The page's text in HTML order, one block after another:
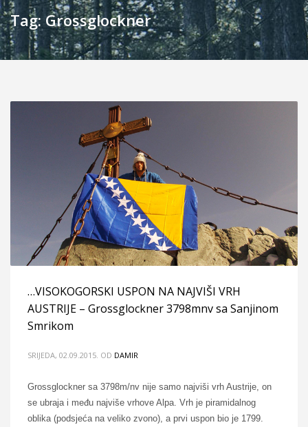
Tag: Grossglockner
…VISOKOGORSKI USPON NA NAJVIŠI VRH
AUSTRIJE – Grossglockner 3798mnv sa Sanjinom
Smrikom
SRIJEDA, 02.09.2015. OD DAMIR
Grossglockner sa 3798m/nv nije samo najviši vrh Austrije, on
se ubraja i među najviše vrhove Alpa. Vrh je piramidalnog
oblika (podsjeća na veliko zvono), a prvi uspon bio je 1799.